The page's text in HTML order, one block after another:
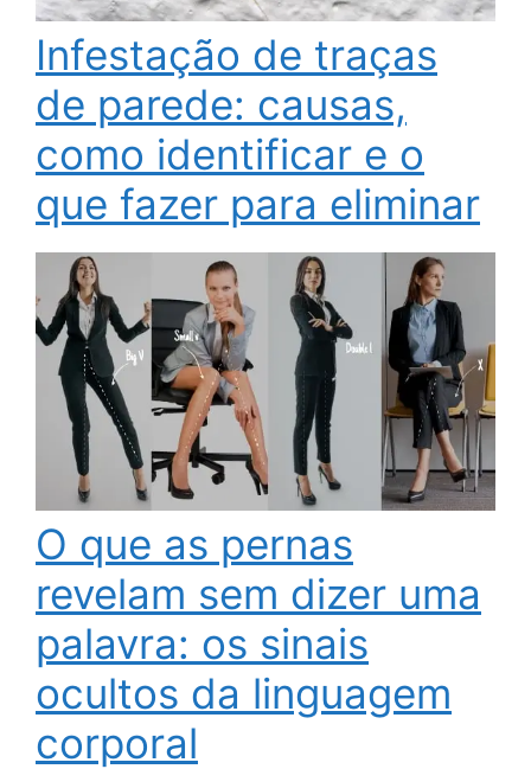
Infestação de traças
de parede: causas,
como identificar e o
que fazer para eliminar
O que as pernas
revelam sem dizer uma
palavra: os sinais
ocultos da linguagem
corporal